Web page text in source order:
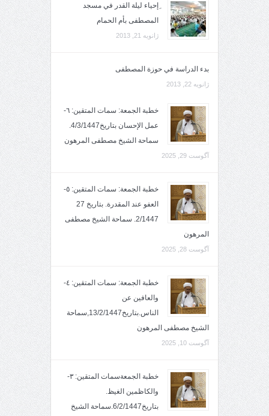
ِإحياء ليلة القدر في مسجد
المصطفى بأم الحمام
ژانویه 21, 2013
بدء الدراسة في حوزة المصطفى
ژانویه 22, 2013
خطبة الجمعة: سمات المتقين: ٦-
عمل الإحسان بتاريخ4/3/1447.
سماحة الشيخ مصطفى المرهون
آگوست 29, 2025
خطبة الجمعة: سمات المتقين: ٥-
العفو عند المقدرة. بتاريخ 27
2/1447. سماحة الشيخ مصطفى
المرهون
آگوست 28, 2025
خطبة الجمعة: سمات المتقين: ٤-
والعافين عن
الناس.بتاريخ13/2/1447,سماحة
الشيخ مصطفى المرهون
آگوست 10, 2025
خطبة الجمعةسمات المتقين: ٣-
والكاظمين الغيظ.
بتاريخ6/2/1447.سماحة الشيخ